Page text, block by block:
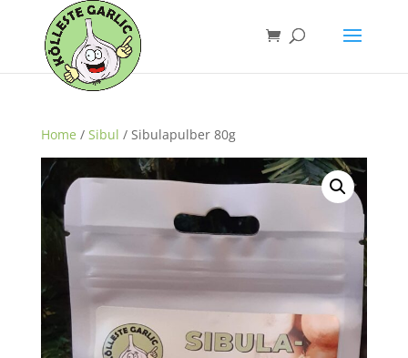
Home / Sibul / Sibulapulber 80g